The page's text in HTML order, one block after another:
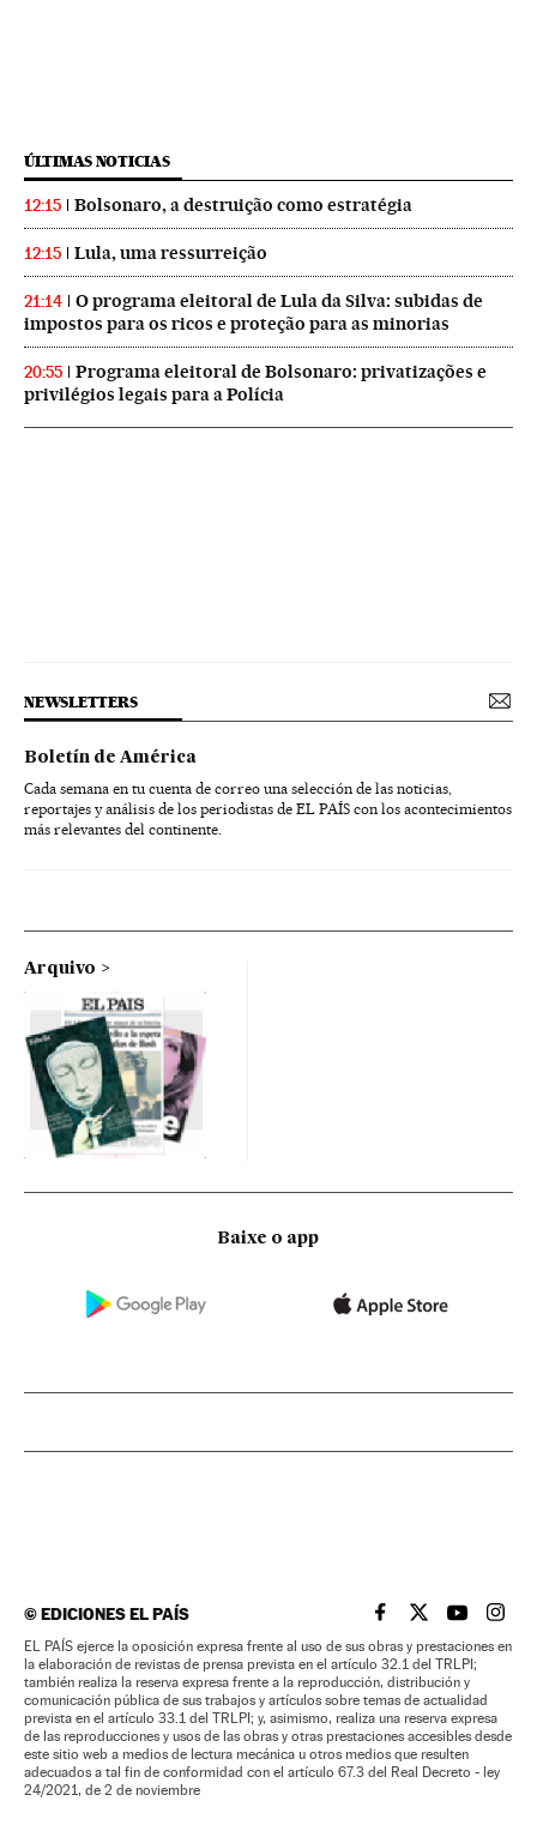
ÚLTIMAS NOTICIAS
12:15 Bolsonaro, a destruição como estratégia
12:15 Lula, uma ressurreição
21:14
O programa eleitoral de Lula da Silva: subidas de
impostos para os ricos e proteção para as minorias
20:55
Programa eleitoral de Bolsonaro: privatizações e
privilégios legais para a Polícia
NEWSLETTERS
Boletín de América
Cada semana en tu cuenta de correo una selección de las noticias,
reportajes y análisis de los periodistas de EL PAÍS con los acontecimientos
más relevantes del continente.
Arquivo
Baixe o app
©EDICIONES EL PAÍS EL PAÍS BRASIL EN
EL PAÍSEL PAÍS
EL
EL PAÍS ejerce la oposición expresa frente al uso de sus obras y prestaciones en
la elaboración de revistas de prensa prevista en el artículo 32.1 del TRLPI;
también realiza la reserva expresa frente a la reproducción, distribución y
comunicación pública de sus trabajos y artículos sobre temas de actualidad
prevista en el artículo 33.1 del TRLPI; y, asimismo, realiza una reserva expresa
de las reproducciones y usos de las obras y otras prestaciones accesibles desde
este sitio web a medios de lectura mecánica u otros medios que resulten
adecuados a tal fin de conformidad con el artículo 67.3 del Real Decreto - ley
24/2021, de 2 de noviembre